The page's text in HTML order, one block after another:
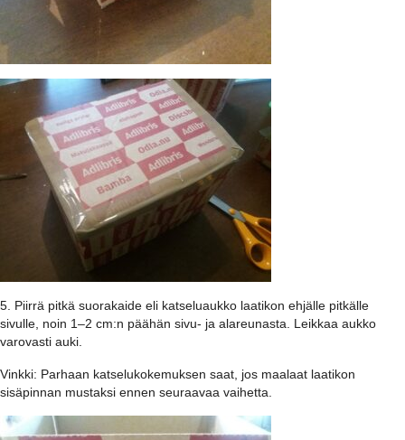
5. Piirrä pitkä suorakaide eli katseluaukko laatikon ehjälle pitkälle
sivulle, noin 1–2 cm:n päähän sivu- ja alareunasta. Leikkaa aukko
varovasti auki.
Vinkki: Parhaan katselukokemuksen saat, jos maalaat laatikon
sisäpinnan mustaksi ennen seuraavaa vaihetta.